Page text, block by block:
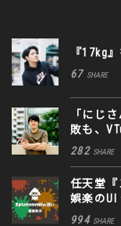
『17kg
67 SHARE
「にじ
敗も、
282 SHARE
任天堂
娯楽の
994 SHARE